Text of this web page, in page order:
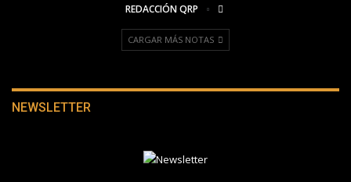
REDACCIÓN QRP
CARGAR MÁS NOTAS
NEWSLETTER